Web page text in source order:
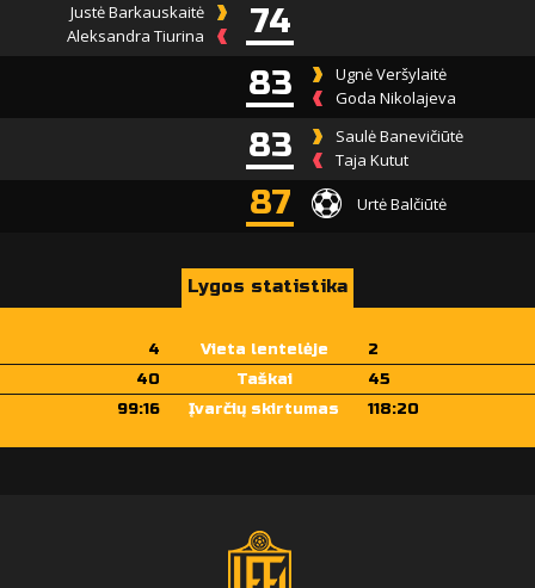
Justė Barkauskaitė
Aleksandra Tiurina
74
83
Ugnė Veršylaitė
Goda Nikolajeva
83
Saulė Banevičiūtė
Taja Kutut
87 Urtė Balčiūtė
Lygos statistika
4 Vieta lentelėje
2
40
Taškai
45
99:16
Įvarčių skirtumas 118:20